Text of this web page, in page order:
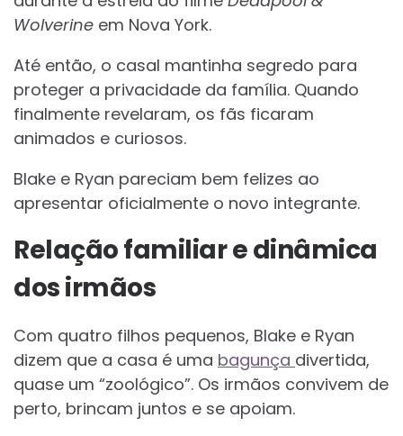
Wolverine em Nova York.
Até então, o casal mantinha segredo para
proteger a privacidade da família. Quando
finalmente revelaram, os fãs ficaram
animados e curiosos.
Blake e Ryan pareciam bem felizes ao
apresentar oficialmente o novo integrante.
Relação familiar e dinâmica
dos irmãos
Com quatro filhos pequenos, Blake e Ryan
dizem que a casa é uma bagunça divertida,
quase um “zoológico”. Os irmãos convivem de
perto, brincam juntos e se apoiam.